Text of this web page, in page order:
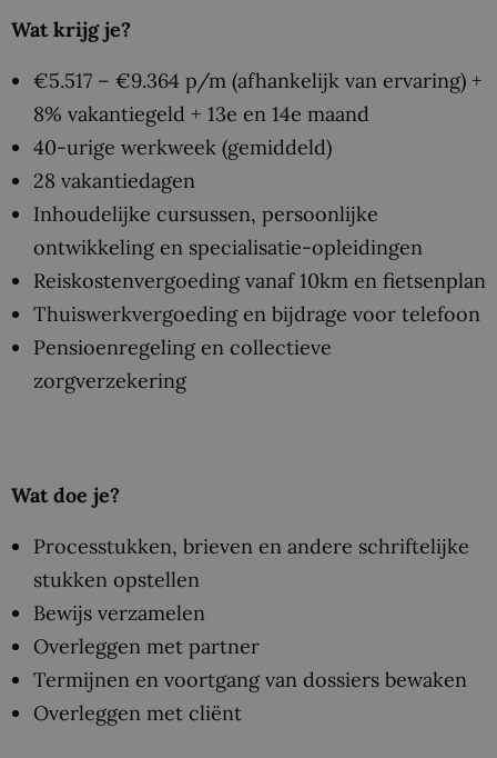
Wat krijg je?
€5.517 – €9.364 p/m (afhankelijk van ervaring) +
8% vakantiegeld + 13e en 14e maand
40-urige werkweek (gemiddeld)
28 vakantiedagen
Inhoudelijke cursussen, persoonlijke
ontwikkeling en specialisatie-opleidingen
Reiskostenvergoeding vanaf 10km en fietsenplan
Thuiswerkvergoeding en bijdrage voor telefoon
Pensioenregeling en collectieve
zorgverzekering
Wat doe je?
Processtukken, brieven en andere schriftelijke
stukken opstellen
Bewijs verzamelen
Overleggen met partner
Termijnen en voortgang van dossiers bewaken
Overleggen met cliënt